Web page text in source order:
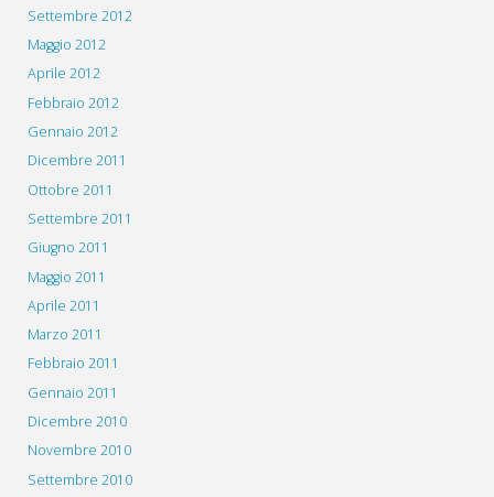
Settembre 2012
Maggio 2012
Aprile 2012
Febbraio 2012
Gennaio 2012
Dicembre 2011
Ottobre 2011
Settembre 2011
Giugno 2011
Maggio 2011
Aprile 2011
Marzo 2011
Febbraio 2011
Gennaio 2011
Dicembre 2010
Novembre 2010
Settembre 2010